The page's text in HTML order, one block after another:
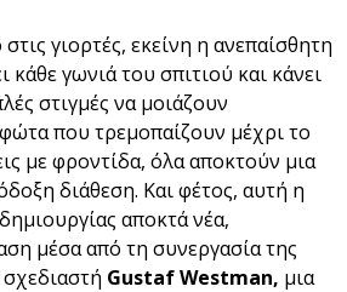
γιορτές, εκείνη η ανεπαίσθητη
κάθε γωνιά του σπιτιού και κάνει
στιγμές να μοιάζουν
που τρεμοπαίζουν μέχρι το
με φροντίδα, όλα αποκτούν μια
διάθεση. Και φέτος, αυτή η
αποκτά νέα,
μέσα από τη συνεργασία της
Gustaf Westman, μια